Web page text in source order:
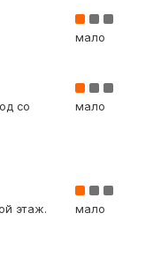
удачу в дом.
— для гармоничного
экспоната.
мудрости и удачи —
теплом и
см в указанных
мало
со
мало
этаж.
мало